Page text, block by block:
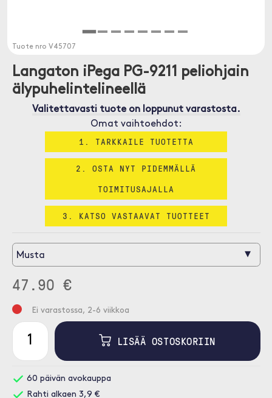
Tuote nro V45707
Langaton iPega PG-9211 peliohjain
älypuhelintelineellä
Valitettavasti tuote on loppunut varastosta.
Omat vaihtoehdot:
1. TARKKAILE TUOTETTA
2. OSTA NYT PIDEMMÄLLÄ
TOIMITUSAJALLA
3. KATSO VASTAAVAT TUOTTEET
Musta ▾
47.90 €
Ei varastossa, 2-6 viikkoa
LISÄÄ OSTOSKORIIN
60 päivän avokauppa
Rahti alkaen 3,9 €